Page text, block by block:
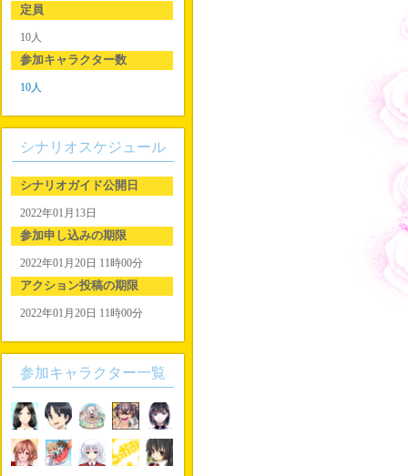
定員
10人
参加キャラクター数
10人
シナリオスケジュール
シナリオガイド公開日
2022年01月13日
参加申し込みの期限
2022年01月20日 11時00分
アクション投稿の期限
2022年01月20日 11時00分
参加キャラクター一覧